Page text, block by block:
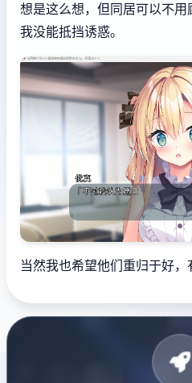
想是这么想，但同居可以不
我没能抵挡诱惑。
当然我也希望他们重归于好，